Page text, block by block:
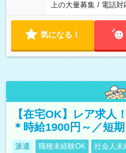
上の大量募集 / 電話対
気になる！
【在宅OK】レア求人
＊時給1900円～／短
派遣 職種未経験OK 社会人未